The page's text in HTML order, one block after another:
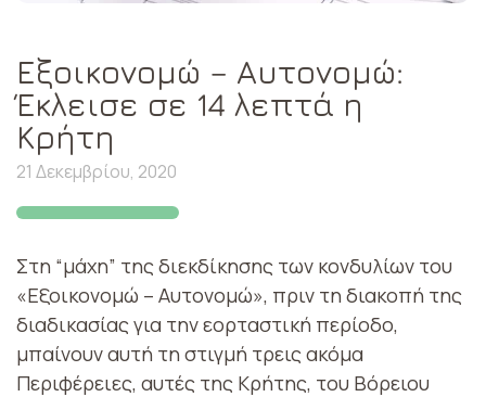
Εξοικονομώ – Αυτονομώ:
Έκλεισε σε 14 λεπτά η
Κρήτη
21 Δεκεμβρίου, 2020
Στη “μάχη” της διεκδίκησης των κονδυλίων του
«Εξοικονομώ – Αυτονομώ», πριν τη διακοπή της
διαδικασίας για την εορταστική περίοδο,
μπαίνουν αυτή τη στιγμή τρεις ακόμα
Περιφέρειες, αυτές της Κρήτης, του Βόρειου